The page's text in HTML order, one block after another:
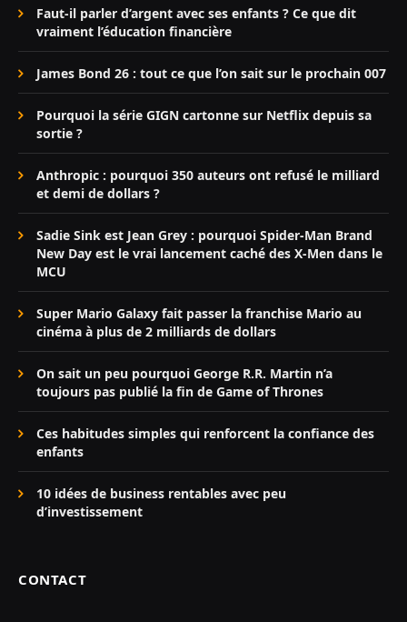
Faut-il parler d’argent avec ses enfants ? Ce que dit
vraiment l’éducation financière
James Bond 26 : tout ce que l’on sait sur le prochain 007
Pourquoi la série GIGN cartonne sur Netflix depuis sa
sortie ?
Anthropic : pourquoi 350 auteurs ont refusé le milliard
et demi de dollars ?
Sadie Sink est Jean Grey : pourquoi Spider-Man Brand
New Day est le vrai lancement caché des X-Men dans le
MCU
Super Mario Galaxy fait passer la franchise Mario au
cinéma à plus de 2 milliards de dollars
On sait un peu pourquoi George R.R. Martin n’a
toujours pas publié la fin de Game of Thrones
Ces habitudes simples qui renforcent la confiance des
enfants
10 idées de business rentables avec peu
d’investissement
CONTACT